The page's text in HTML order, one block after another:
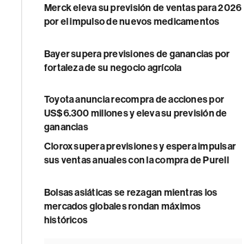
Merck eleva su previsión de ventas para 2026
por el impulso de nuevos medicamentos
Bayer supera previsiones de ganancias por
fortaleza de su negocio agrícola
Toyota anuncia recompra de acciones por
US$6.300 millones y eleva su previsión de
ganancias
Clorox supera previsiones y espera impulsar
sus ventas anuales con la compra de Purell
Bolsas asiáticas se rezagan mientras los
mercados globales rondan máximos
históricos